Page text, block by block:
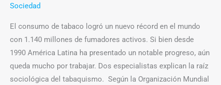
Sociedad
El consumo de tabaco logró un nuevo récord en el mundo
con 1.140 millones de fumadores activos. Si bien desde
1990 América Latina ha presentado un notable progreso, aún
queda mucho por trabajar. Dos especialistas explican la raíz
sociológica del tabaquismo. Según la Organización Mundial
por
año